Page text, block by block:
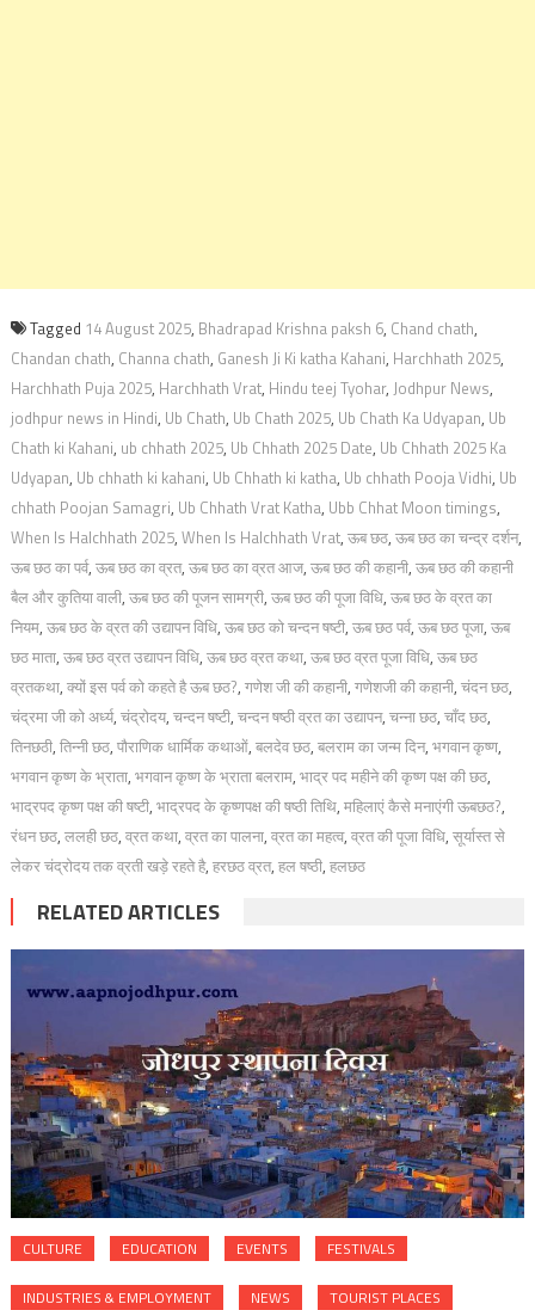
Tagged 14 August 2025, Bhadrapad Krishna paksh 6, Chand chath,
Chandan chath, Channa chath, Ganesh Ji Ki katha Kahani, Harchhath 2025,
Harchhath Puja 2025, Harchhath Vrat, Hindu teej Tyohar, Jodhpur News,
jodhpur news in Hindi, Ub Chath, Ub Chath 2025, Ub Chath Ka Udyapan, Ub
Chath ki Kahani, ub chhath 2025, Ub Chhath 2025 Date, Ub Chhath 2025 Ka
Udyapan, Ub chhath ki kahani, Ub Chhath ki katha, Ub chhath Pooja Vidhi, Ub
chhath Poojan Samagri, Ub Chhath Vrat Katha, Ubb Chhat Moon timings,
When Is Halchhath 2025, When Is Halchhath Vrat, ऊब छठ, ऊब छठ का चन्द्र दर्शन,
ऊब छठ का पर्व, ऊब छठ का व्रत, ऊब छठ का व्रत आज, ऊब छठ की कहानी, ऊब छठ की कहानी
बैल और कुतिया वाली, ऊब छठ की पूजन सामग्री, ऊब छठ की पूजा विधि, ऊब छठ के व्रत का
नियम, ऊब छठ के व्रत की उद्यापन विधि, ऊब छठ को चन्दन षष्टी, ऊब छठ पर्व, ऊब छठ पूजा, ऊब
छठ माता, ऊब छठ व्रत उद्यापन विधि, ऊब छठ व्रत कथा, ऊब छठ व्रत पूजा विधि, ऊब छठ
व्रतकथा, क्यों इस पर्व को कहते है ऊब छठ?, गणेश जी की कहानी, गणेशजी की कहानी, चंदन छठ,
चंद्रमा जी को अर्ध्य, चंद्रोदय, चन्दन षष्टी, चन्दन षष्ठी व्रत का उद्यापन, चन्ना छठ, चाँद छठ,
तिनछठी, तिन्नी छठ, पौराणिक धार्मिक कथाओं, बलदेव छठ, बलराम का जन्म दिन, भगवान कृष्ण,
भगवान कृष्ण के भ्राता, भगवान कृष्ण के भ्राता बलराम, भाद्र पद महीने की कृष्ण पक्ष की छठ,
भाद्रपद कृष्ण पक्ष की षष्टी, भाद्रपद के कृष्णपक्ष की षष्ठी तिथि, महिलाएं कैसे मनाएंगी ऊबछठ?,
रंधन छठ, ललही छठ, व्रत कथा, व्रत का पालना, व्रत का महत्व, व्रत की पूजा विधि, सूर्यास्त से
लेकर चंद्रोदय तक व्रती खड़े रहते है, हरछठ व्रत, हल षष्ठी, हलछठ
RELATED ARTICLES
CULTURE EDUCATION EVENTS FESTIVALS
INDUSTRIES & EMPLOYMENT NEWS TOURIST PLACES